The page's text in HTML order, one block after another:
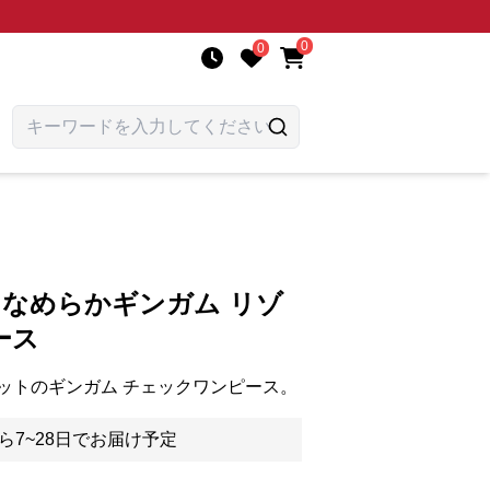
0 0
めらかギンガム リゾ
ス
のギンガム チェックワンピース。
7~28日でお届け予定